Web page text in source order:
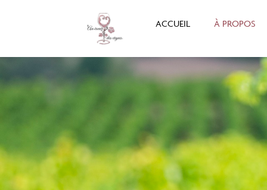
ACCUEIL À PROPOS